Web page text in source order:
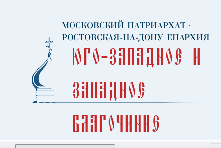
МОСКОВСКИЙ ПАТРИАРХАТ ·
РОСТОВСКАЯ-НА-ДОНУ ЕПАРХИЯ
Юго-Западное и
Западное
благочиние